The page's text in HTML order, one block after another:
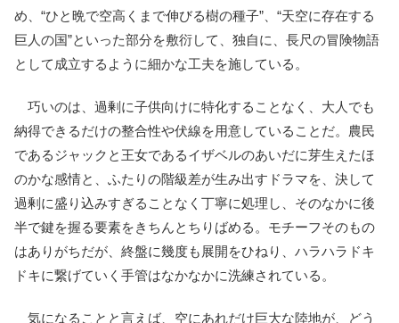
め、“ひと晩で空高くまで伸びる樹の種子”、“天空に存在する
巨人の国”といった部分を敷衍して、独自に、長尺の冒険物語
として成立するように細かな工夫を施している。
巧いのは、過剰に子供向けに特化することなく、大人でも
納得できるだけの整合性や伏線を用意していることだ。農民
であるジャックと王女であるイザベルのあいだに芽生えたほ
のかな感情と、ふたりの階級差が生み出すドラマを、決して
過剰に盛り込みすぎることなく丁寧に処理し、そのなかに後
半で鍵を握る要素をきちんとちりばめる。モチーフそのもの
はありがちだが、終盤に幾度も展開をひねり、ハラハラドキ
ドキに繋げていく手管はなかなかに洗練されている。
気になることと言えば、空にあれだけ巨大な陸地が、どう